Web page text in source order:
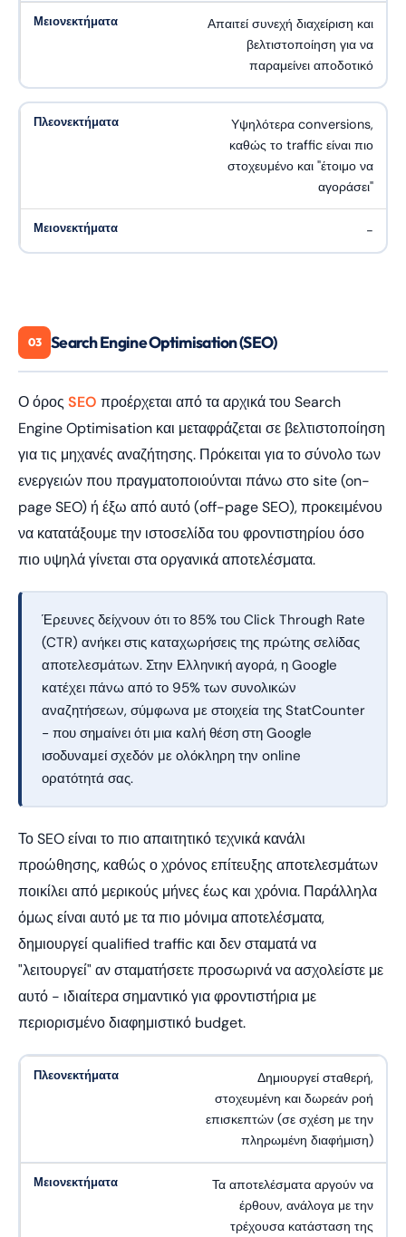
Απαιτεί συνεχή διαχείριση και
βελτιστοποίηση για να
παραμείνει αποδοτικό
Υψηλότερα conversions,
καθώς το traffic είναι πιο
στοχευμένο και "έτοιμο να
αγοράσει"
-
03 Search Engine Optimisation (SEO)
Ο όρος SEO προέρχεται από τα αρχικά του Search
Engine Optimisation και μεταφράζεται σε βελτιστοποίηση
για τις μηχανές αναζήτησης. Πρόκειται για το σύνολο των
ενεργειών που πραγματοποιούνται πάνω στο site (on-
page SEO) ή έξω από αυτό (off-page SEO), προκειμένου
να κατατάξουμε την ιστοσελίδα του φροντιστηρίου όσο
πιο υψηλά γίνεται στα οργανικά αποτελέσματα.
Έρευνες δείχνουν ότι το 85% του Click Through Rate
(CTR) ανήκει στις καταχωρήσεις της πρώτης σελίδας
αποτελεσμάτων. Στην Ελληνική αγορά, η Google
κατέχει πάνω από το 95% των συνολικών
αναζητήσεων, σύμφωνα με στοιχεία της StatCounter
- που σημαίνει ότι μια καλή θέση στη Google
ισοδυναμεί σχεδόν με ολόκληρη την online
ορατότητά σας.
Το SEO είναι το πιο απαιτητικό τεχνικά κανάλι
προώθησης, καθώς ο χρόνος επίτευξης αποτελεσμάτων
ποικίλει από μερικούς μήνες έως και χρόνια. Παράλληλα
όμως είναι αυτό με τα πιο μόνιμα αποτελέσματα,
δημιουργεί qualified traffic και δεν σταματά να
"λειτουργεί" αν σταματήσετε προσωρινά να ασχολείστε με
αυτό - ιδιαίτερα σημαντικό για φροντιστήρια με
περιορισμένο διαφημιστικό budget.
Δημιουργεί σταθερή,
στοχευμένη και δωρεάν ροή
επισκεπτών (σε σχέση με την
πληρωμένη διαφήμιση)
Τα αποτελέσματα αργούν να
έρθουν, ανάλογα με την
τρέχουσα κατάσταση της